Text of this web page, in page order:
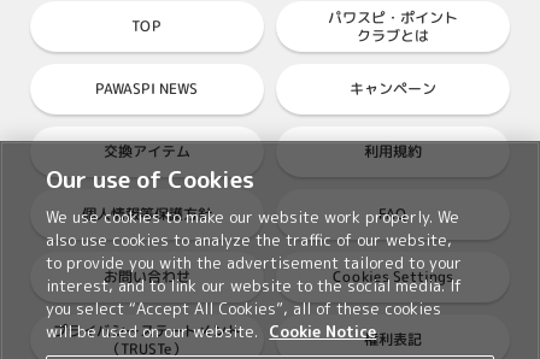
TOP パワスピ・ポイント
クラブとは
PAWASPI NEWS キャンペーン
交換アイテム 利用規約
個人情報等保護方針 FAQ
お問い合わせ Cookies Settings
プライバシーステートメント
（TRUSTe） 権利表記
Our use of Cookies
We use cookies to make our website work properly. We
also use cookies to analyze the traffic of our website,
to provide you with the advertisement tailored to your
interest, and to link our website to the social media. If
you select “Accept All Cookies”, all of these cookies
will be used on our website.
Cookie Notice